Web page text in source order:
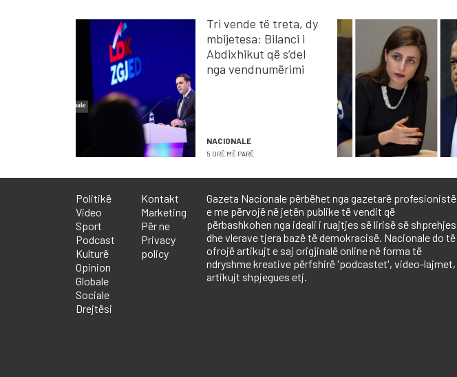
Tri vende të treta, dy
mbijetesa: Bilanci i
Abdixhikut që s’del
nga vendnumërimi
NACIONALE
5 ORË MË PARË
Politikë
Video
Sport
Podcast
Kulturë
Opinion
Globale
Sociale
Drejtësi
Kontakt
Marketing
Për ne
Privacy
policy
Gazeta Nacionale përbëhet nga gazetarë profesionistë
e me përvojë në jetën publike të vendit që
përbashkohen nga ideali i ruajtjes së lirisë së shprehjes
dhe vlerave tjera bazë të demokracisë. Nacionale do të
ofrojë artikujt e saj origjinalë online në forma të
ndryshme kreative përfshirë 'podcastet', video-lajmet,
artikujt shpjegues etj.